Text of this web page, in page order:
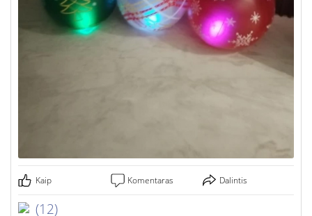
Kaip Komentaras Dalintis
(12)